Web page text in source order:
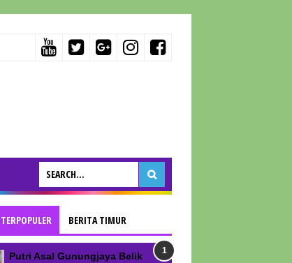
BERITA TIMUR
Putri Asal Gunungjaya Belik